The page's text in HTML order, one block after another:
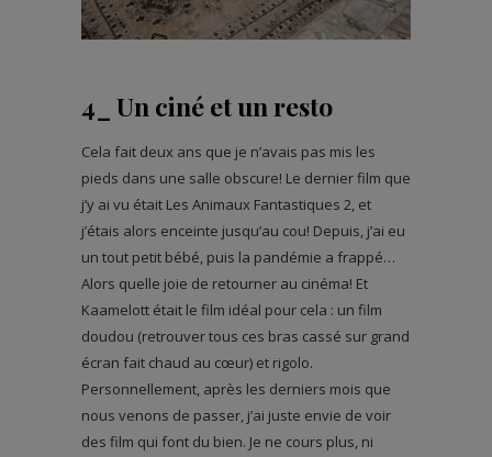
4_ Un ciné et un resto
Cela fait deux ans que je n’avais pas mis les
pieds dans une salle obscure! Le dernier film que
j’y ai vu était Les Animaux Fantastiques 2, et
j’étais alors enceinte jusqu’au cou! Depuis, j’ai eu
un tout petit bébé, puis la pandémie a frappé…
Alors quelle joie de retourner au cinéma! Et
Kaamelott était le film idéal pour cela : un film
doudou (retrouver tous ces bras cassé sur grand
écran fait chaud au cœur) et rigolo.
Personnellement, après les derniers mois que
nous venons de passer, j’ai juste envie de voir
des film qui font du bien. Je ne cours plus, ni